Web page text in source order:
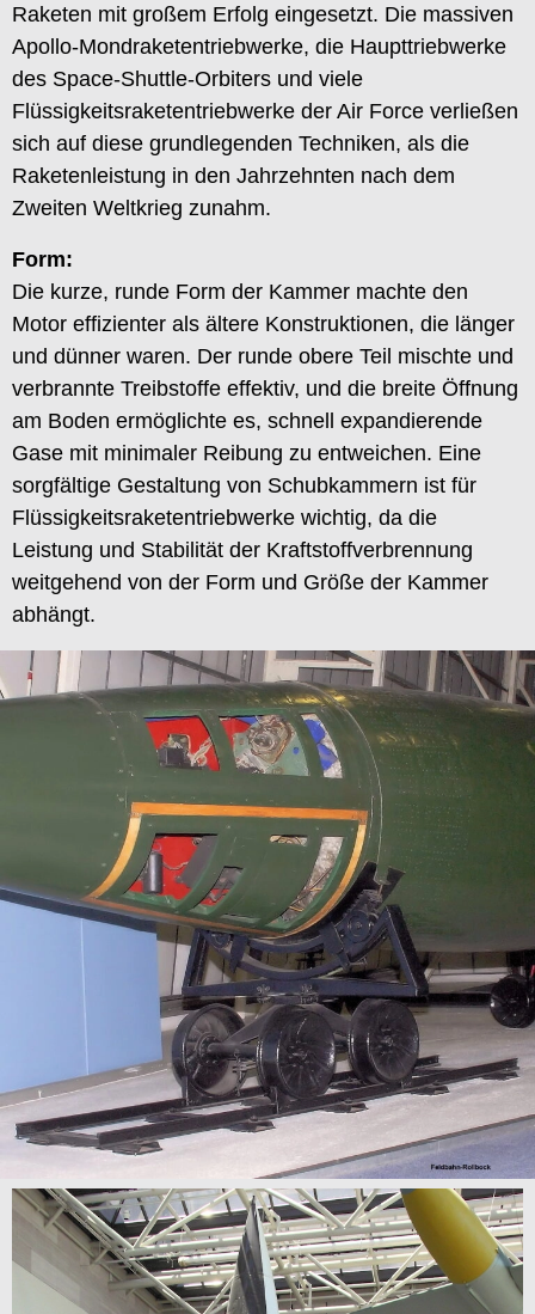
Raketen mit großem Erfolg eingesetzt. Die massiven
Apollo-Mondraketentriebwerke, die Haupttriebwerke
des Space-Shuttle-Orbiters und viele
Flüssigkeitsraketentriebwerke der Air Force verließen
sich auf diese grundlegenden Techniken, als die
Raketenleistung in den Jahrzehnten nach dem
Zweiten Weltkrieg zunahm.
Form:
Die kurze, runde Form der Kammer machte den
Motor effizienter als ältere Konstruktionen, die länger
und dünner waren. Der runde obere Teil mischte und
verbrannte Treibstoffe effektiv, und die breite Öffnung
am Boden ermöglichte es, schnell expandierende
Gase mit minimaler Reibung zu entweichen. Eine
sorgfältige Gestaltung von Schubkammern ist für
Flüssigkeitsraketentriebwerke wichtig, da die
Leistung und Stabilität der Kraftstoffverbrennung
weitgehend von der Form und Größe der Kammer
abhängt.